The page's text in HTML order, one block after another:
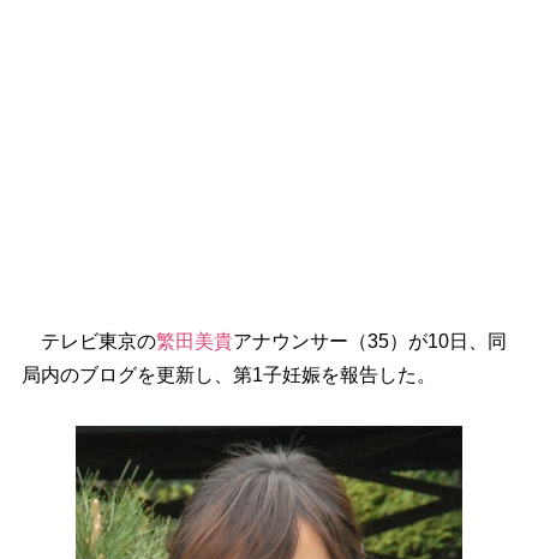
テレビ東京の繁田美貴アナウンサー（35）が10日、同
局内のブログを更新し、第1子妊娠を報告した。